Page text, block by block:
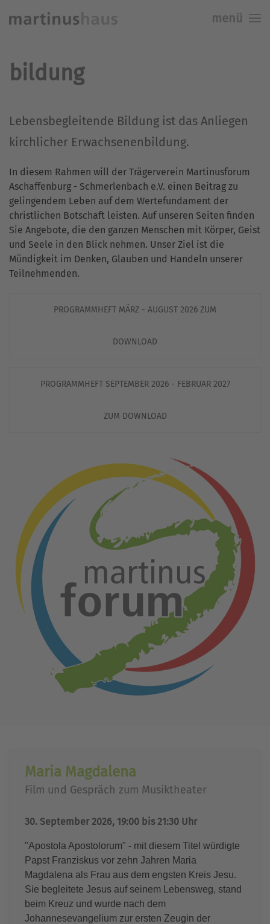
menü
bildung
Lebensbegleitende Bildung ist das Anliegen
kirchlicher Erwachsenenbildung.
In diesem Rahmen will der Trägerverein Martinusforum
Aschaffenburg - Schmerlenbach e.V. einen Beitrag zu
gelingendem Leben auf dem Wertefundament der
christlichen Botschaft leisten. Auf unseren Seiten finden
Sie Angebote, die den ganzen Menschen mit Körper, Geist
und Seele in den Blick nehmen. Unser Ziel ist die
Mündigkeit im Denken, Glauben und Handeln unserer
Teilnehmenden.
PROGRAMMHEFT MÄRZ - AUGUST 2026 ZUM
DOWNLOAD
PROGRAMMHEFT SEPTEMBER 2026 - FEBRUAR 2027
ZUM DOWNLOAD
Maria Magdalena
Film und Gespräch zum Musiktheater
30. September 2026, 19:00 bis 21:30 Uhr
"Apostola Apostolorum" - mit diesem Titel würdigte
Papst Franziskus vor zehn Jahren Maria
Magdalena als Frau aus dem engsten Kreis Jesu.
Sie begleitete Jesus auf seinem Lebensweg, stand
beim Kreuz und wurde nach dem
Johannesevangelium zur ersten Zeugin der